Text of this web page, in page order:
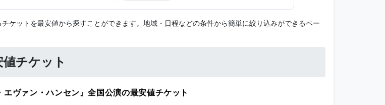
ケットを最安値から探すことができます。地域・日程などの条件から簡単に絞り込みができるペー
チケット
エヴァン・ハンセン』全国公演の最安値チケット